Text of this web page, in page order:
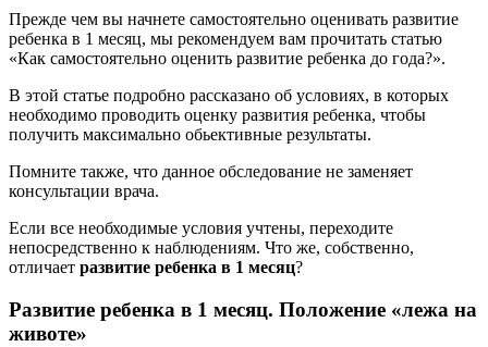
Прежде чем вы начнете самостоятельно оценивать развитие
ребенка в 1 месяц, мы рекомендуем вам прочитать статью
«Как самостоятельно оценить развитие ребенка до года?».
В этой статье подробно рассказано об условиях, в которых
необходимо проводить оценку развития ребенка, чтобы
получить максимально обьективные результаты.
Помните также, что данное обследование не заменяет
консультации врача.
Если все необходимые условия учтены, переходите
непосредственно к наблюдениям. Что же, собственно,
отличает развитие ребенка в 1 месяц?
Развитие ребенка в 1 месяц. Положение «лежа на
животе»